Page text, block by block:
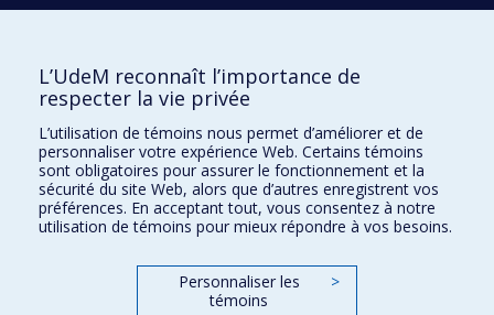
Écoles
Kinésiologie et des sciences de l’activité physique
Orthophonie et audiologie
Réadaptation
Directions
DPC
CPASS
L’UdeM reconnaît l’importance de
respecter la vie privée
L’utilisation de témoins nous permet d’améliorer et de
personnaliser votre expérience Web. Certains témoins
sont obligatoires pour assurer le fonctionnement et la
sécurité du site Web, alors que d’autres enregistrent vos
préférences. En acceptant tout, vous consentez à notre
utilisation de témoins pour mieux répondre à vos besoins.
Personnaliser les
témoins
>